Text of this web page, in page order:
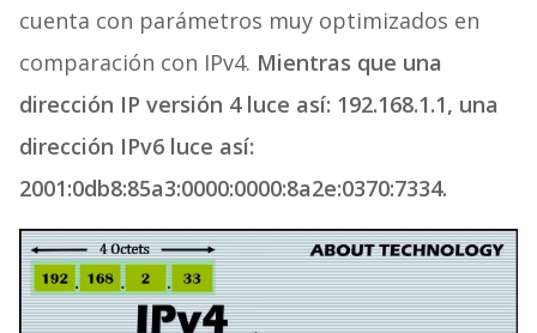
cuenta con parámetros muy optimizados en
comparación con IPv4. Mientras que una
dirección IP versión 4 luce así: 192.168.1.1, una
dirección IPv6 luce así:
2001:0db8:85a3:0000:0000:8a2e:0370:7334.